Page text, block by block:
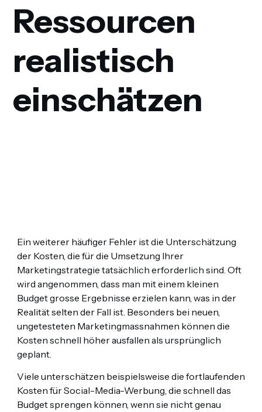
Ressourcen
realistisch
einschätzen
Ein weiterer häufiger Fehler ist die Unterschätzung
der Kosten, die für die Umsetzung Ihrer
Marketingstrategie tatsächlich erforderlich sind. Oft
wird angenommen, dass man mit einem kleinen
Budget grosse Ergebnisse erzielen kann, was in der
Realität selten der Fall ist. Besonders bei neuen,
ungetesteten Marketingmassnahmen können die
Kosten schnell höher ausfallen als ursprünglich
geplant.
Viele unterschätzen beispielsweise die fortlaufenden
Kosten für Social-Media-Werbung, die schnell das
Budget sprengen können, wenn sie nicht genau